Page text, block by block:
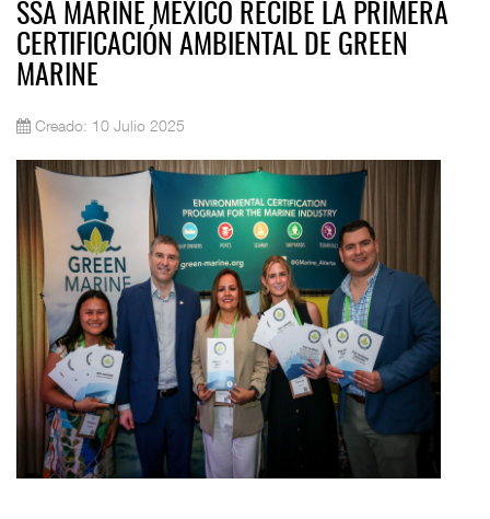
SSA MARINE MÉXICO RECIBE LA PRIMERA
CERTIFICACIÓN AMBIENTAL DE GREEN
MARINE
Creado: 10 Julio 2025